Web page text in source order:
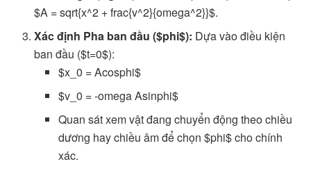
$A = sqrt{x^2 + frac{v^2}{omega^2}}$.
Xác định Pha ban đầu ($phi$): Dựa vào điều kiện
ban đầu ($t=0$):
$x_0 = Acosphi$
$v_0 = -omega Asinphi$
Quan sát xem vật đang chuyển động theo chiều
dương hay chiều âm để chọn $phi$ cho chính
xác.